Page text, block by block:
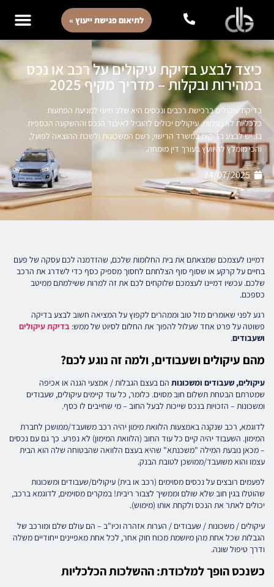
לתיאום פגישת ייעוץ »
כיצד לבצע בדיקת עיקולים על רכב או נכס
במהירות ובקלות – מדריך מקיף 2025
בדיקת עיקולים ברכישת רכבים ונכסים היא שלב חיוני למניעת הפתעות
כלכליות לא נעימות. עיקולים יכולים להוביל לאיבוד הנכס וההשקעה הכספית
בו. יש לבצע בדיקות במשרד הרישוי, רשם המשכונות ולשכת ההוצאה לפועל,
והכי מומלץ להיוועץ בעורך דין מומחה.
24/07/2025
דמיינו לעצמכם שמצאתם את בית החלומות שלכם, שהזדמנה לכם עסקה של פעם
בחיים על קרקע או שסוף סוף הצלחתם לחסוך מספיק כסף כדי לשדרג את הרכב
שלכם. עכשיו דמיינו לעצמכם שלוקחים לכם את זה למרות ששילמתם ממיטב
כספכם.
רגע לפני שאומרים מזל טוב וממהרים לקפוץ על המציאה חשוב לבצע בדיקה
פשוטה על פרט אחד שעלול להפוך את החלום לסיוט של ממש: בדיקת עיקולים
ושעבודים.
מהם עיקולים ושעבודים, ולמה זה נוגע לכם?
עיקולים, שעבודים ומשכונות הם בעצם הגבלות / אמצעי הגנה או אכיפה
שמטרתם הבטחת תשלום חוב מסוים. כלומר, כל עוד קיימים עיקולים, שעבודים
ומשכונות – הזכויות בנכס שייכות לבעל החוב – מי שחייבים לו כסף.
לדוגמא, רכב שנקנה באמצעות הלוואת מימון יהיה רכב משועבד/ממושכן לחברת
המימון. השעבוד יהיה קיים כל עוד החוב (הלוואת המימון) לא נפרע. כך גם עם נכסים
– מכאן נובעת המילה "משכנתא" שהיא בעצם הלוואה שהבטוחה שלה הוא הבית
עצמו והוא משועבד/ממושכן לטובת הבנק.
לפעמים רובצים על נכסים מסוימים (רכב או בית) עיקולים/שעבודים ומשכונות
שהוטלו בגין חוב שלא שולם וממשיך לצבור ריבית! במקרים מסוימים, לדוגמא ברכב,
יכולים לאתר את הנכס ולקחת אותו (מימוש).
עיקולים / משכונות / שעבודים / הערות אזהרה וכיו"ב – הם עולם שלם ומורכב של
הגבלות שכל אחת מהן מיושמת מכוח חוק אחר, לכל אחת מאפיינים ייחודיים משלה
ודרך טיפול שונה.
כשנכס הופך למלכודת: ההשלכות הכלכליות